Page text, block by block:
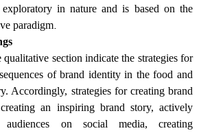
in nature and is based on the
paradigm.
qualitative section indicate the strategies for
of brand identity in the food and
Accordingly, strategies for creating brand
an inspiring brand story, actively
on social media, creating